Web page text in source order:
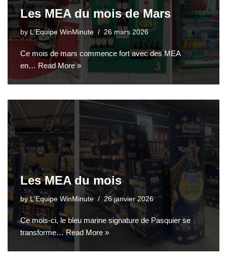
Les MEA du mois de Mars
byL'Equipe WinMinute 26 mars 2026
Ce mois de mars commence fort avec des MEA
en… Read More »
Les MEA du mois
byL'Equipe WinMinute 26 janvier 2026
Ce mois-ci, le bleu marine signature de Pasquier se
transforme…Read More »